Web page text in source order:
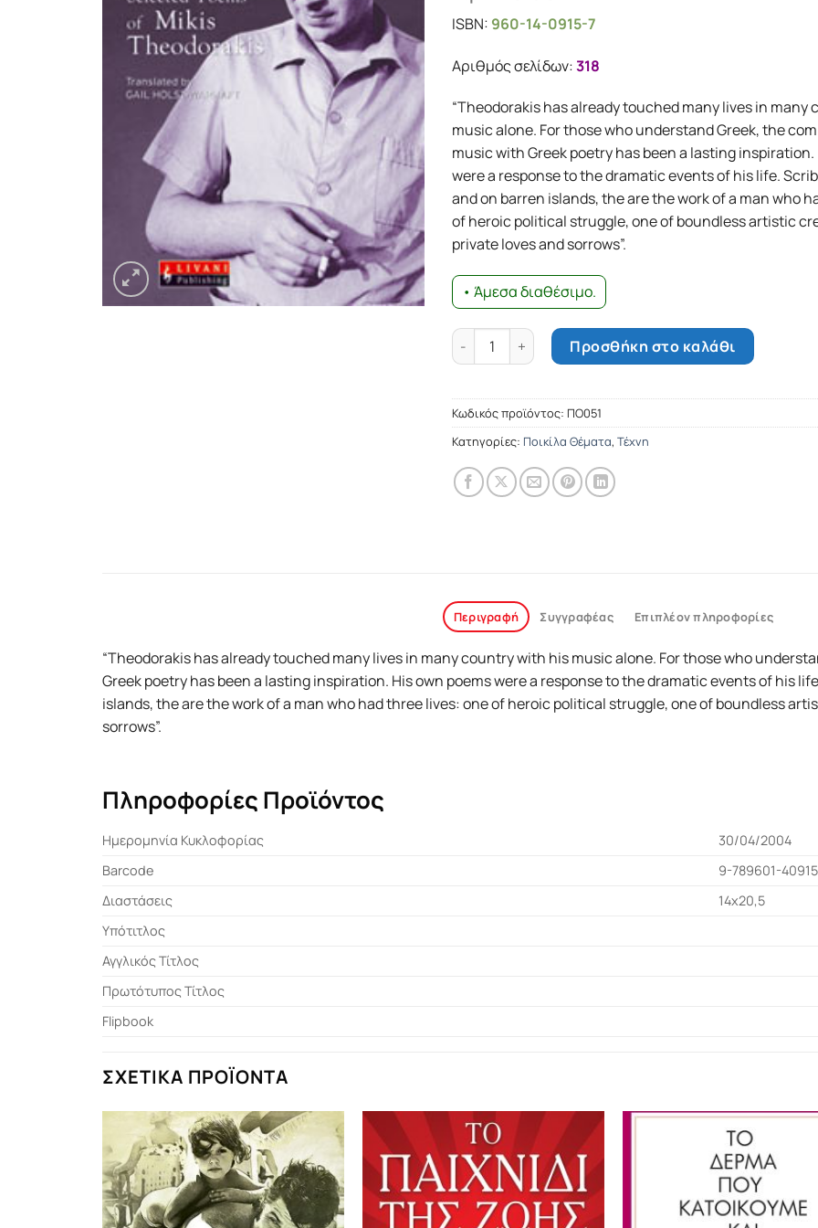
ISBN: 960-14-0915-7
Αριθμός σελίδων:318
“Theodorakis has already touched many lives in many
music alone. For those who understand Greek, the
music with Greek poetry has been a lasting inspiration.
were a response to the dramatic events of his life.
and on barren islands, the are the work of a man who
of heroic political struggle, one of boundless artistic
private loves and sorrows”.
• Άμεσα διαθέσιμο.
I had three lives: Selected poems of Mikis Theodorakis
Προσθήκη στο καλάθι
Κωδικός προϊόντος:ΠΟ051
Κατηγορίες: Ποικίλα Θέματα,Τέχνη
Περιγραφή Συγγραφέας Επιπλέον πληροφορίες
“Theodorakis has already touched many lives in many country with his music alone. For those who
Greek poetry has been a lasting inspiration. His own poems were a response to the dramatic events of his
islands, the are the work of a man who had three lives: one of heroic political struggle, one of boundless
sorrows”.
Πληροφορίες Προϊόντος
Ημερομηνία Κυκλοφορίας
30/04/2004
Barcode
9-789601-
Διαστάσεις
14x20,5
Υπότιτλος
Αγγλικός Τίτλος
Πρωτότυπος Τίτλος
Flipbook
ΣΧΕΤΙΚΆ ΠΡΟΪΌΝΤΑ